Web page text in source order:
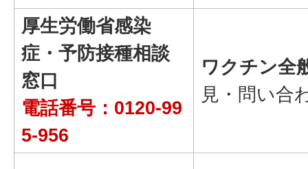
厚生労働省感染
症・予防接種相談
窓口
電話番号：0120-99
5-956
ワクチン全
見・問い合